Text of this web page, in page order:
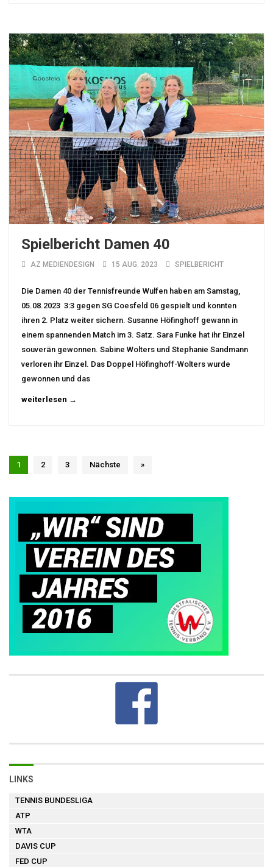
Spielbericht Damen 40
AZ MEDIENDESIGN 15 AUG. 2023 SPIELBERICHT
Die Damen 40 der Tennisfreunde Wulfen haben am Samstag,
05.08.2023 3:3 gegen SG Coesfeld 06 gespielt und konnten
ihren 2. Platz weiter sichern. Susanne Höfinghoff gewann in
einem spannenden Match im 3. Satz. Sara Funke hat ihr Einzel
souverän gewonnen. Sabine Wolters und Stephanie Sandmann
verloren ihr Einzel. Das Doppel Höfinghoff-Wolters wurde
gewonnen und das
weiterlesen →
1 2 3 Nächste »
LINKS
TENNIS BUNDESLIGA
ATP
WTA
DAVIS CUP
FED CUP